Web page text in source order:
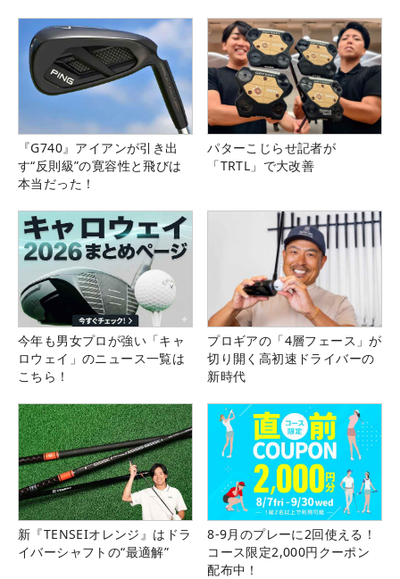
『G740』アイアンが引き出
す“反則級”の寛容性と飛びは
本当だった！
パターこじらせ記者が
「TRTL」で大改善
今年も男女プロが強い「キャ
ロウェイ」のニュース一覧は
こちら！
プロギアの「4層フェース」が
切り開く高初速ドライバーの
新時代
新『TENSEIオレンジ』はドラ
イバーシャフトの“最適解”
8-9月のプレーに2回使える！
コース限定2,000円クーポン
配布中！